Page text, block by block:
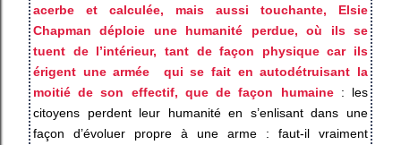
acerbe et calculée, mais aussi touchante, Elsie
Chapman déploie une humanité perdue, où ils se
tuent de l’intérieur, tant de façon physique car ils
érigent une armée
qui se fait en autodétruisant la
moitié de son effectif, que de façon humaine : les
citoyens perdent leur humanité en s’enlisant dans une
façon d’évoluer propre à une arme : faut-il vraiment